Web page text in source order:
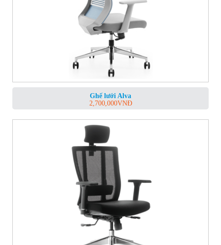
Ghế lưới Alva
2,700,000VNĐ